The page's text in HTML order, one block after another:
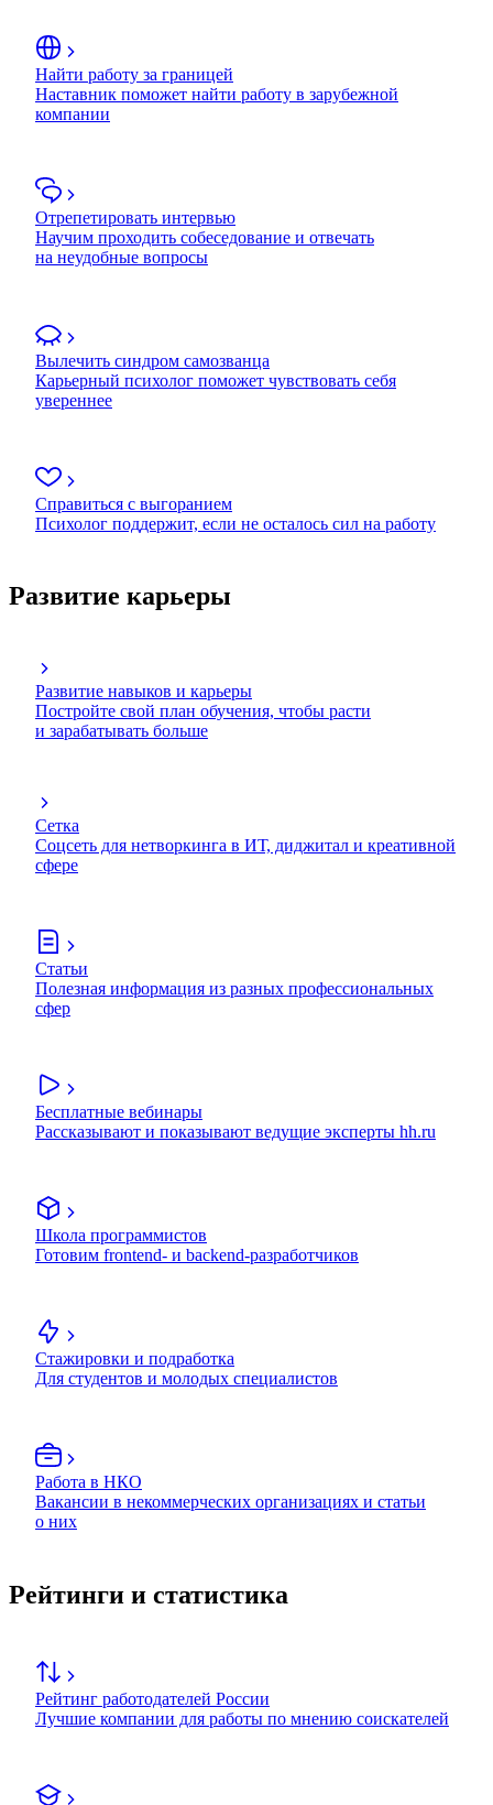
Найти работу за границей
Наставник поможет найти работу в зарубежной
компании
Отрепетировать интервью
Научим проходить собеседование и отвечать
на неудобные вопросы
Вылечить синдром самозванца
Карьерный психолог поможет чувствовать себя
увереннее
Справиться с выгоранием
Психолог поддержит, если не осталось сил на работу
Развитие карьеры
Развитие навыков и карьеры
Постройте свой план обучения, чтобы расти
и зарабатывать больше
Сетка
Соцсеть для нетворкинга в ИТ, диджитал и креативной
сфере
Статьи
Полезная информация из разных профессиональных
сфер
Бесплатные вебинары
Рассказывают и показывают ведущие эксперты hh.ru
Школа программистов
Готовим frontend- и backend-разработчиков
Стажировки и подработка
Для студентов и молодых специалистов
Работа в НКО
Вакансии в некоммерческих организациях и статьи
о них
Рейтинги и статистика
Рейтинг работодателей России
Лучшие компании для работы по мнению соискателей